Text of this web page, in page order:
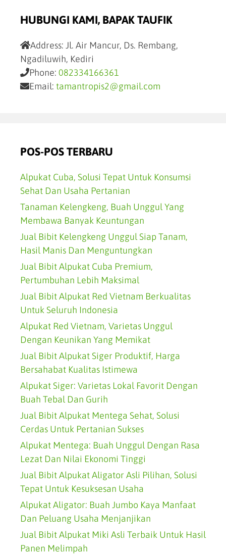
HUBUNGI KAMI, BAPAK TAUFIK
Address: Jl. Air Mancur, Ds. Rembang,
Ngadiluwih, Kediri
Phone: 082334166361
Email: tamantropis2@gmail.com
POS-POS TERBARU
Alpukat Cuba, Solusi Tepat Untuk Konsumsi
Sehat Dan Usaha Pertanian
Tanaman Kelengkeng, Buah Unggul Yang
Membawa Banyak Keuntungan
Jual Bibit Kelengkeng Unggul Siap Tanam,
Hasil Manis Dan Menguntungkan
Jual Bibit Alpukat Cuba Premium,
Pertumbuhan Lebih Maksimal
Jual Bibit Alpukat Red Vietnam Berkualitas
Untuk Seluruh Indonesia
Alpukat Red Vietnam, Varietas Unggul
Dengan Keunikan Yang Memikat
Jual Bibit Alpukat Siger Produktif, Harga
Bersahabat Kualitas Istimewa
Alpukat Siger: Varietas Lokal Favorit Dengan
Buah Tebal Dan Gurih
Jual Bibit Alpukat Mentega Sehat, Solusi
Cerdas Untuk Pertanian Sukses
Alpukat Mentega: Buah Unggul Dengan Rasa
Lezat Dan Nilai Ekonomi Tinggi
Jual Bibit Alpukat Aligator Asli Pilihan, Solusi
Tepat Untuk Kesuksesan Usaha
Alpukat Aligator: Buah Jumbo Kaya Manfaat
Dan Peluang Usaha Menjanjikan
Jual Bibit Alpukat Miki Asli Terbaik Untuk Hasil
Panen Melimpah